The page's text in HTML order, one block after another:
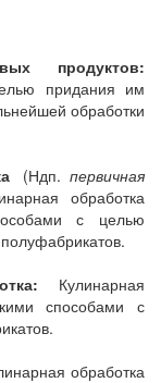
продуктов:
придания им
обработки
(Ндп.первичная
обработка
с целью
Кулинарная
способами с
обработка